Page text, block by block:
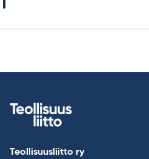
Teollisuusliitto ry